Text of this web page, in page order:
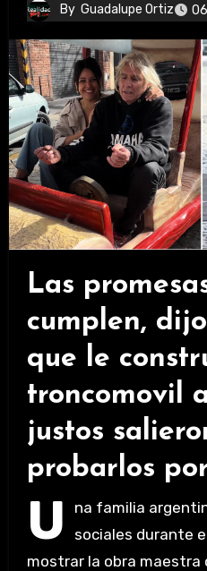
By Guadalupe Ortiz
Las
cumplen,
que le
troncomovil
justos
probarlos
U
na familia
sociales durante
mostrar la obra maestra